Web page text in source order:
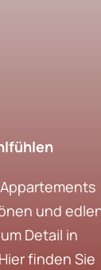
und
Detail in
finden Sie